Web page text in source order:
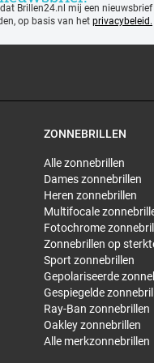
Brillen24.nl mij een
op basis van het privacybeleid.
ZONNEBRILLEN
Alle zonnebrillen
Dames zonnebrillen
Heren zonnebrillen
Multifocale
Fotochrome zonnebril
Zonnebrillen op
Sport zonnebrillen
Gepolariseerde
Gespiegelde
Ray-Ban zonnebrillen
Oakley zonnebrillen
Alle merkzonnebrillen